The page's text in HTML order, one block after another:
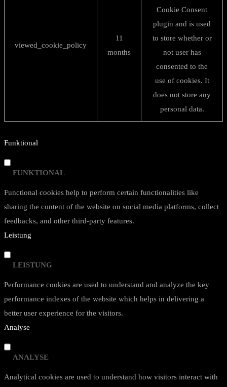
viewed_cookie_policy
11
months
Cookie Consent
plugin and is used
to store whether or
not user has
consented to the
use of cookies. It
does not store any
personal data.
Funktional
FUNKTIONAL
Functional cookies help to perform certain functionalities like
sharing the content of the website on social media platforms, collect
feedbacks, and other third-party features.
Leistung
LEISTUNG
Performance cookies are used to understand and analyze the key
performance indexes of the website which helps in delivering a
better user experience for the visitors.
Analyse
ANALYSE
Analytical cookies are used to understand how visitors interact with